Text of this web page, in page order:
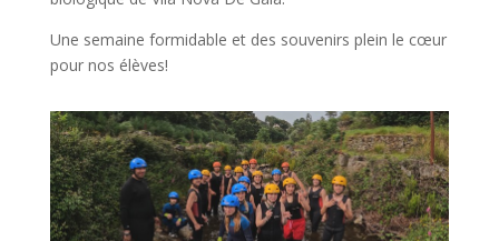
Une semaine formidable et des souvenirs plein le cœur
pour nos élèves!